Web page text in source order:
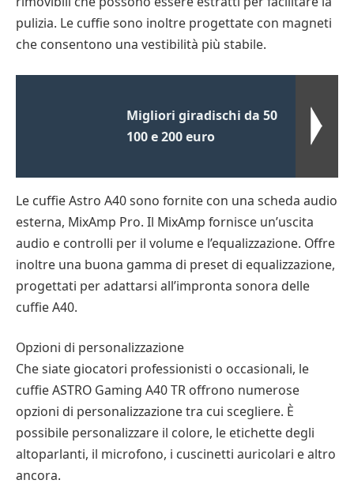
pulizia. Le cuffie sono inoltre progettate con magneti
che consentono una vestibilità più stabile.
Migliori giradischi da 50
100 e 200 euro
Le cuffie Astro A40 sono fornite con una scheda audio
esterna, MixAmp Pro. Il MixAmp fornisce un’uscita
audio e controlli per il volume e l’equalizzazione. Offre
inoltre una buona gamma di preset di equalizzazione,
progettati per adattarsi all’impronta sonora delle
cuffie A40.
Opzioni di personalizzazione
Che siate giocatori professionisti o occasionali, le
cuffie ASTRO Gaming A40 TR offrono numerose
opzioni di personalizzazione tra cui scegliere. È
possibile personalizzare il colore, le etichette degli
altoparlanti, il microfono, i cuscinetti auricolari e altro
ancora.